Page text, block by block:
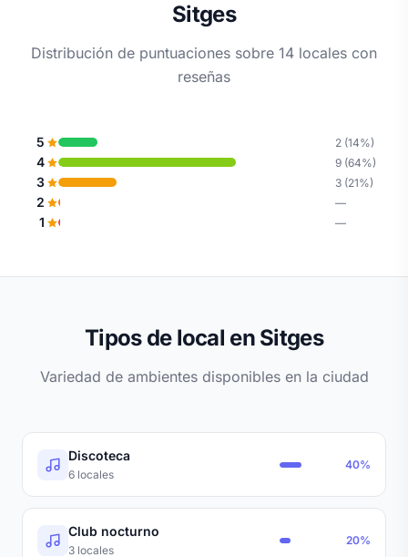
Sitges
Distribución de puntuaciones sobre 14 locales con
reseñas
5 2 (14%)
4 9 (64%)
3 3 (21%)
2 —
1 —
Tipos de local en Sitges
Variedad de ambientes disponibles en la ciudad
Discoteca
6 locales
40%
Club nocturno
3 locales
20%